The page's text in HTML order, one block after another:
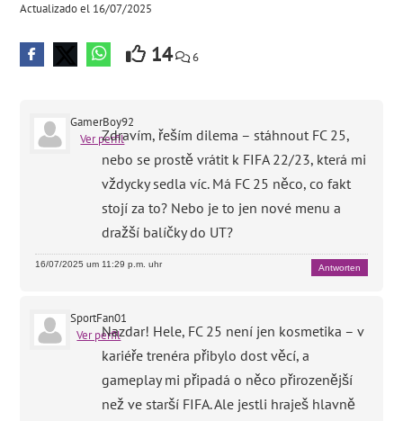
Actualizado el 16/07/2025
14 6
GamerBoy92
Ver perfilZdravím, řeším dilema – stáhnout FC 25,
nebo se prostě vrátit k FIFA 22/23, která mi
vždycky sedla víc. Má FC 25 něco, co fakt
stojí za to? Nebo je to jen nové menu a
dražší balíčky do UT?
16/07/2025 um 11:29 p.m. uhr Antworten
SportFan01
Ver perfilNazdar! Hele, FC 25 není jen kosmetika – v
kariéře trenéra přibylo dost věcí, a
gameplay mi připadá o něco přirozenější
než ve starší FIFA. Ale jestli hraješ hlavně